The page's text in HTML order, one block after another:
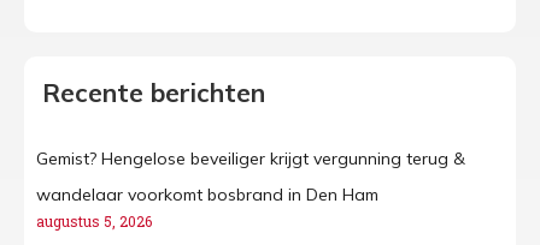
Recente berichten
Gemist? Hengelose beveiliger krijgt vergunning terug &
wandelaar voorkomt bosbrand in Den Ham
augustus 5, 2026